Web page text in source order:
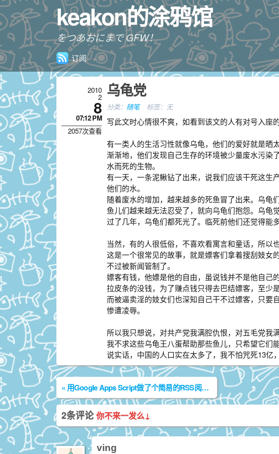
keakon的涂鸦馆
をつあおにまで GFW！
订阅
乌龟党
2010
2
8
07:12 PM
2057次查看
分类： 随笔 标签：无
写此文时心情很不爽，如看到该文的人有对号入座
有一类人的生活习性就像乌龟，他们的爱好就是晒
渐渐地，他们发现自己生存的环境被少量废水污染
水而死的生物。
有一天，一条泥鳅钻了出来，说我们应该干死这生
他们的水。
随着废水的增加，越来越多的死鱼冒了出来。乌龟
鱼儿们越来越无法忍受了，就向乌龟们抱怨。乌龟
过了几年，乌龟们都死光了。临死前他们还觉得能
当然，有的人很低俗，不喜欢看寓言和童话，所以也
这是一个很常见的故事，就是嫖客们拿着搜刮妓女
不过被新闻管制了。
嫖客有钱，他嫖是他的自由，虽说钱并不是他自己的
拉皮条的没钱，为了赚点钱只得去巴结嫖客，至少
而被逼卖淫的妓女们也深知自己干不过嫖客，只要
惨遭凌辱。
所以我只想说，对共产党我满腔仇恨，对五毛党我
我不求这些乌龟王八蛋帮助那些鱼儿，只希望它们
说实话，中国的人口实在太多了，我不怕咒死13亿
« 用Google Apps Script做了个简易的RSS阅读器
2条评论你不来一发么↓
ving